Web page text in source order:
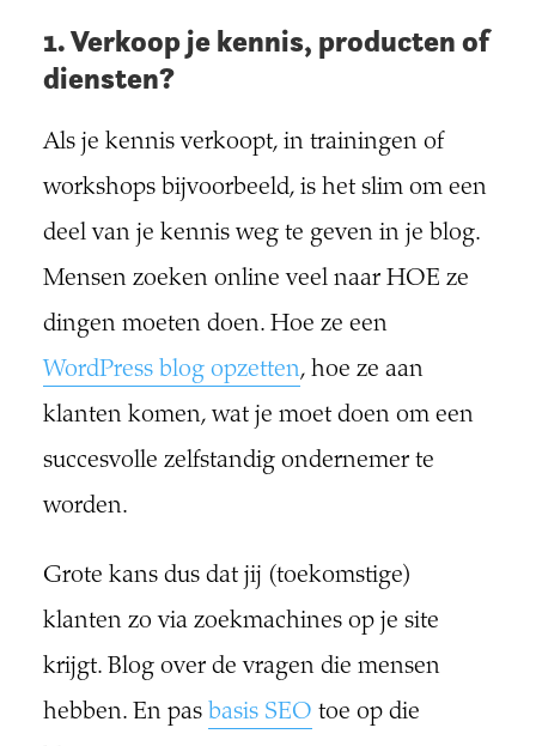
1. Verkoop je kennis, producten of
diensten?
Als je kennis verkoopt, in trainingen of
workshops bijvoorbeeld, is het slim om een
deel van je kennis weg te geven in je blog.
Mensen zoeken online veel naar HOE ze
dingen moeten doen. Hoe ze een
WordPress blog opzetten, hoe ze aan
klanten komen, wat je moet doen om een
succesvolle zelfstandig ondernemer te
worden.
Grote kans dus dat jij (toekomstige)
klanten zo via zoekmachines op je site
krijgt. Blog over de vragen die mensen
hebben. En pas basis SEO toe op die